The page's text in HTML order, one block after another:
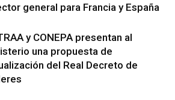
general para Francia y España
y CONEPA presentan al
una propuesta de
del Real Decreto de